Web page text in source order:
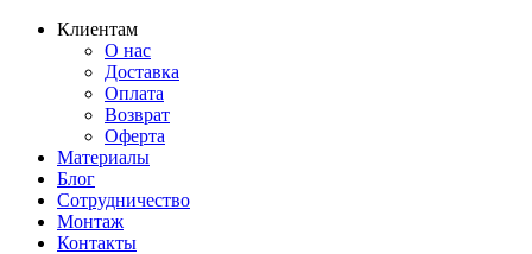
Клиентам
О нас
Доставка
Оплата
Возврат
Оферта
Материалы
Блог
Сотрудничество
Монтаж
Контакты